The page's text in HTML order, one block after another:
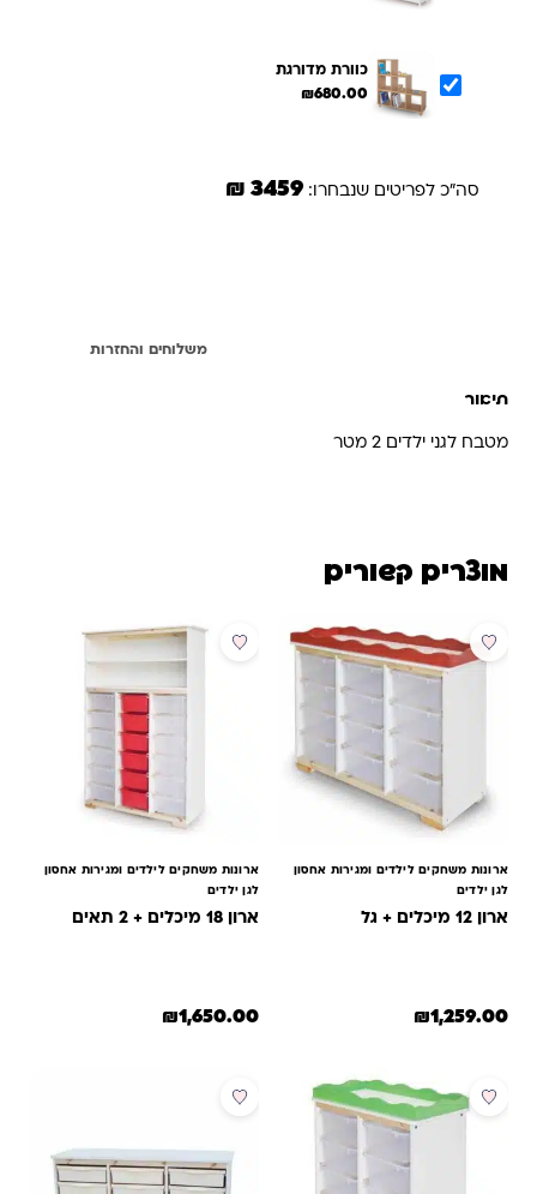
כוורת מדורגת
₪680.00
סה"כ לפריטים שנבחרו:3459 ₪
משלוחים והחזרות
תיאור
מטבח לגני ילדים 2 מטר
מוצרים קשורים
ארונות משחקים לילדים ומגירות אחסון
לגן ילדים
ארון 12 מיכלים + גל
₪1,259.00
ארונות משחקים לילדים ומגירות אחסון
לגן ילדים
ארון 18 מיכלים + 2 תאים
₪1,650.00